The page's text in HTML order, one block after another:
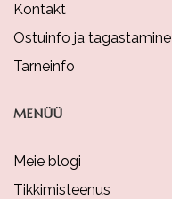
Kontakt
Ostuinfo ja tagastamine
Tarneinfo
MENÜÜ
Meie blogi
Tikkimisteenus